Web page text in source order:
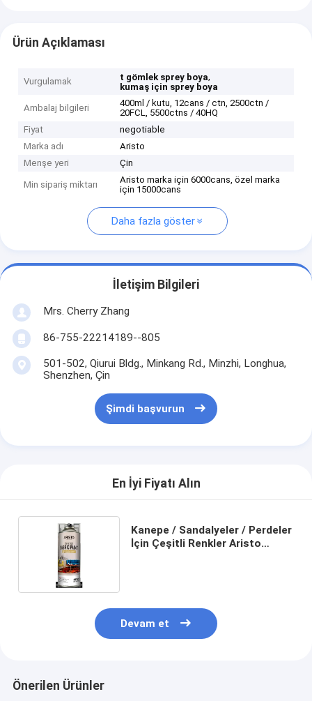
Ürün Açıklaması
Vurgulamak t gömlek sprey boya,
kumaş için sprey boya
Ambalaj bilgileri
400ml / kutu, 12cans / ctn, 2500ctn /
20FCL, 5500ctns / 40HQ
Fiyat
negotiable
Marka adı
Aristo
Menşe yeri
Çin
Min sipariş miktarı
Aristo marka için 6000cans, özel marka
için 15000cans
Daha fazla göster
İletişim Bilgileri
Mrs. Cherry Zhang
86-755-22214189--805
501-502, Qiurui Bldg., Minkang Rd., Minzhi, Longhua,
Shenzhen, Çin
Şimdi başvurun
En İyi Fiyatı Alın
Kanepe / Sandalyeler / Perdeler
İçin Çeşitli Renkler Aristo
Devam et
Önerilen Ürünler